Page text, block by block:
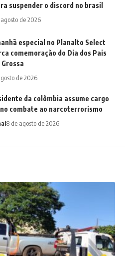
suspender o discord no brasil
de 2026
especial no Planalto Select
comemoração do Dia dos Pais
de 2026
da colômbia assume cargo
combate ao narcoterrorismo
8 de agosto de 2026